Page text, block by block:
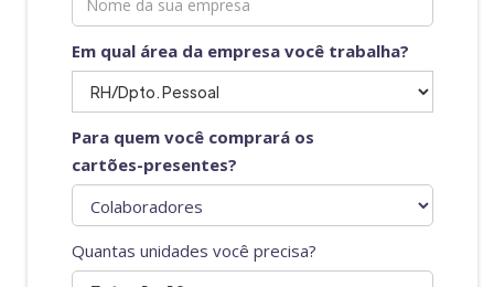
Em qual área da empresa você trabalha?
Para quem você comprará os
cartões-presentes?
Quantas unidades você precisa?